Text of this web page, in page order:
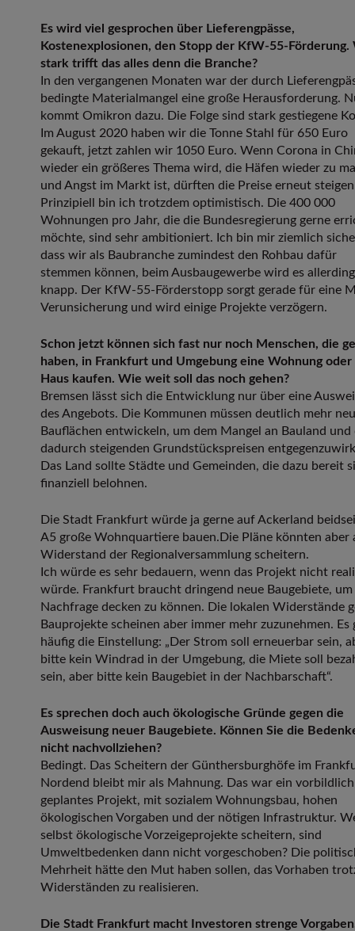
Es wird viel gesprochen über Lieferengpässe,
Kostenexplosionen, den Stopp der KfW-55-Förderung.
stark trifft das alles denn die Branche?
In den vergangenen Monaten war der durch
bedingte Materialmangel eine große Herausforderung.
kommt Omikron dazu. Die Folge sind stark gestiegene
Im August 2020 haben wir die Tonne Stahl für 650 Euro
gekauft, jetzt zahlen wir 1050 Euro. Wenn Corona in
wieder ein größeres Thema wird, die Häfen wieder zu
und Angst im Markt ist, dürften die Preise erneut
Prinzipiell bin ich trotzdem optimistisch. Die 400 000
Wohnungen pro Jahr, die die Bundesregierung gerne
möchte, sind sehr ambitioniert. Ich bin mir ziemlich
dass wir als Baubranche zumindest den Rohbau dafür
stemmen können, beim Ausbaugewerbe wird es
knapp. Der KfW-55-Förderstopp sorgt gerade für eine
Verunsicherung und wird einige Projekte verzögern.
Schon jetzt können sich fast nur noch Menschen, die
haben, in Frankfurt und Umgebung eine Wohnung oder
Haus kaufen. Wie weit soll das noch gehen?
Bremsen lässt sich die Entwicklung nur über eine
des Angebots. Die Kommunen müssen deutlich mehr
Bauflächen entwickeln, um dem Mangel an Bauland und
dadurch steigenden Grundstückspreisen
Das Land sollte Städte und Gemeinden, die dazu bereit
finanziell belohnen.
Die Stadt Frankfurt würde ja gerne auf Ackerland
A5 große Wohnquartiere bauen.Die Pläne könnten aber
Widerstand der Regionalversammlung scheitern.
Ich würde es sehr bedauern, wenn das Projekt nicht
würde. Frankfurt braucht dringend neue Baugebiete, um
Nachfrage decken zu können. Die lokalen Widerstände
Bauprojekte scheinen aber immer mehr zuzunehmen. Es
häufig die Einstellung: „Der Strom soll erneuerbar sein,
bitte kein Windrad in der Umgebung, die Miete soll
sein, aber bitte kein Baugebiet in der Nachbarschaft“.
Es sprechen doch auch ökologische Gründe gegen die
Ausweisung neuer Baugebiete. Können Sie die
nicht nachvollziehen?
Bedingt. Das Scheitern der Günthersburghöfe im
Nordend bleibt mir als Mahnung. Das war ein vorbildlich
geplantes Projekt, mit sozialem Wohnungsbau, hohen
ökologischen Vorgaben und der nötigen Infrastruktur.
selbst ökologische Vorzeigeprojekte scheitern, sind
Umweltbedenken dann nicht vorgeschoben? Die
Mehrheit hätte den Mut haben sollen, das Vorhaben
Widerständen zu realisieren.
Die Stadt Frankfurt macht Investoren strenge